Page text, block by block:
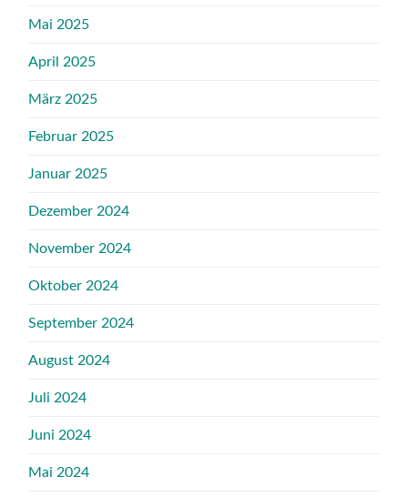
Mai 2025
April 2025
März 2025
Februar 2025
Januar 2025
Dezember 2024
November 2024
Oktober 2024
September 2024
August 2024
Juli 2024
Juni 2024
Mai 2024